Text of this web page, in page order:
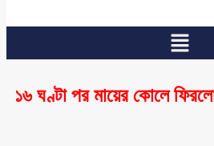
১৬ ঘণ্টা পর মায়ের কোলে